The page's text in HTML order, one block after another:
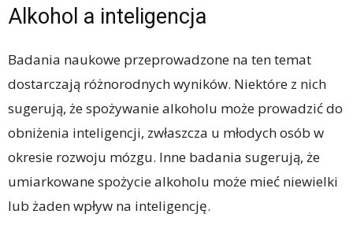
Alkohol a inteligencja
Badania naukowe przeprowadzone na ten temat
dostarczają różnorodnych wyników. Niektóre z nich
sugerują, że spożywanie alkoholu może prowadzić do
obniżenia inteligencji, zwłaszcza u młodych osób w
okresie rozwoju mózgu. Inne badania sugerują, że
umiarkowane spożycie alkoholu może mieć niewielki
lub żaden wpływ na inteligencję.